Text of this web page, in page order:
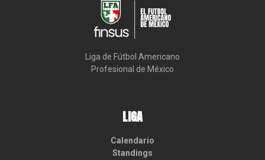
Liga de Fútbol Americano
Profesional de México
LIGA
Calendario
Standings